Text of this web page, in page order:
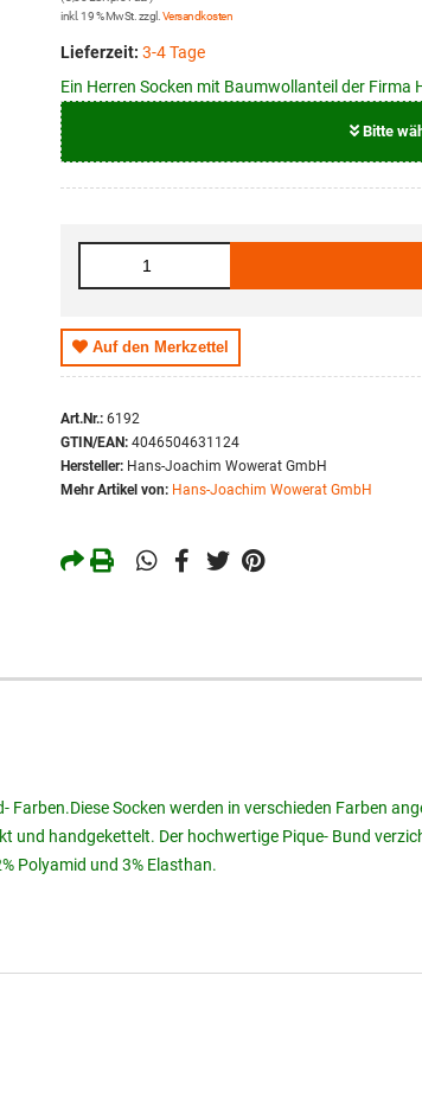
inkl. 19 % MwSt. zzgl. Versandkosten
Lieferzeit: 3-4 Tage
Ein Herren Socken mit Baumwollanteil der
Bitte
43 - 46
Auf den Merkzettel
Art.Nr.: 6192
GTIN/EAN: 4046504631124
Hersteller: Hans-Joachim Wowerat GmbH
Mehr Artikel von: Hans-Joachim Wowerat GmbH
Socken werden in verschieden Farben
handgekettelt. Der hochwertige Pique- Bund
Polyamid und 3% Elasthan.